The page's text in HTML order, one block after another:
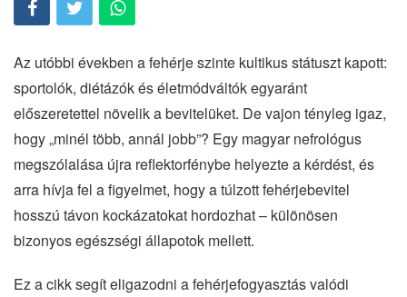
Az utóbbi években a fehérje szinte kultikus státuszt kapott:
sportolók, diétázók és életmódváltók egyaránt
előszeretettel növelik a bevitelüket. De vajon tényleg igaz,
hogy „minél több, annál jobb”? Egy magyar nefrológus
megszólalása újra reflektorfénybe helyezte a kérdést, és
arra hívja fel a figyelmet, hogy a túlzott fehérjebevitel
hosszú távon kockázatokat hordozhat – különösen
bizonyos egészségi állapotok mellett.
Ez a cikk segít eligazodni a fehérjefogyasztás valódi